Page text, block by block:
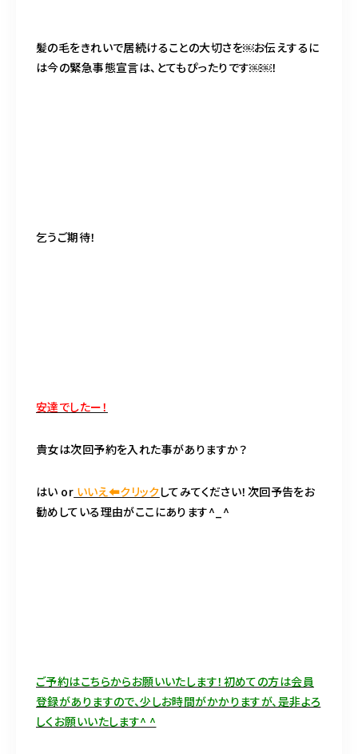
髪の毛をきれいで居続けることの大切さを￼お伝えするに
は今の緊急事態宣言は、とてもぴったりです￼￼！
乞うご期待！
安達でしたー！
貴女は次回予約を入れた事がありますか？
はい or いいえ⬅︎クリックしてみてください！次回予告をお
勧めしている理由がここにあります^_^
ご予約はこちらからお願いいたします！初めての方は会員
登録がありますので、少しお時間がかかりますが、是非よろ
しくお願いいたします^ ^